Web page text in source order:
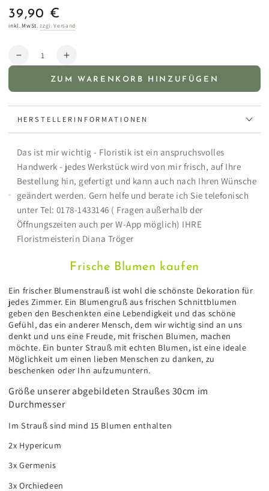
Regulärer
Preis
39,90 €
inkl. MwSt.zzgl. Versand
Anzahl
Verringere
Blumenstrauß
mit
Orchiedeen
Rosen
Erhöhe
Menge
Blumenstrauß
mit
Orchiedeen
Rosen
ZUM WARENKORB HINZUFÜGEN
HERSTELLERINFORMATIONEN
Das ist mir wichtig - Floristik ist ein anspruchsvolles
Handwerk - jedes Werkstück wird von mir frisch, auf Ihre
Bestellung hin, gefertigt und kann auch nach Ihren Wünsche
geändert werden. Gern helfe und berate ich Sie telefonisch
unter Tel: 0178-1433146 ( Fragen außerhalb der
Öffnungszeiten auch per W-App möglich) IHRE
Floristmeisterin Diana Tröger
Frische Blumen kaufen
Ein frischer Blumenstrauß ist wohl die schönste Dekoration für
jedes Zimmer. Ein Blumengruß aus frischen Schnittblumen
geben den Beschenkten eine Lebendigkeit und das schöne
Gefühl, das ein anderer Mensch, dem wir wichtig sind an uns
denkt und uns eine Freude, mit frischen Blumen, machen
möchte. Ein bunter Strauß mit echten Blumen, ist eine ideale
Möglichkeit um einen lieben Menschen zu danken, zu
beschenken oder Ihn aufzumuntern.
Größe unserer abgebildeten Straußes 30cm im
Durchmesser
Im Strauß sind mind 15 Blumen enthalten
2x Hypericum
3x Germenis
3x Orchiedeen